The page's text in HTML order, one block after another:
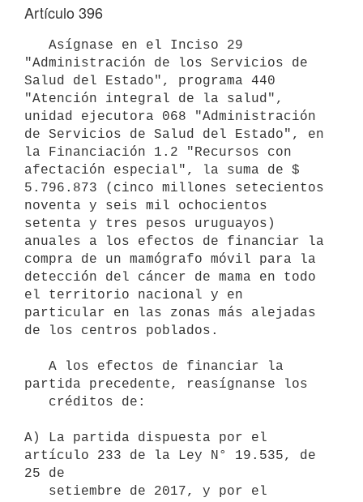
Artículo 396
"Administración de los Servicios de
Salud del Estado", programa 440
"Atención integral de la salud",
unidad ejecutora 068 "Administración
de Servicios de Salud del Estado", en
la Financiación 1.2 "Recursos con
afectación especial", la suma de $
5.796.873 (cinco millones setecientos
noventa y seis mil ochocientos
setenta y tres pesos uruguayos)
anuales a los efectos de financiar la
compra de un mamógrafo móvil para la
detección del cáncer de mama en todo
el territorio nacional y en
particular en las zonas más alejadas
de los centros poblados.
partida precedente, reasígnanse los
A) La partida dispuesta por el
artículo 233 de la Ley N° 19.535, de
25 de